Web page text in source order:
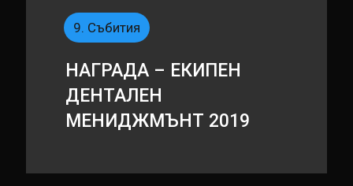
9. Събития
НАГРАДА – ЕКИПЕН
ДЕНТАЛЕН
МЕНИДЖМЪНТ 2019